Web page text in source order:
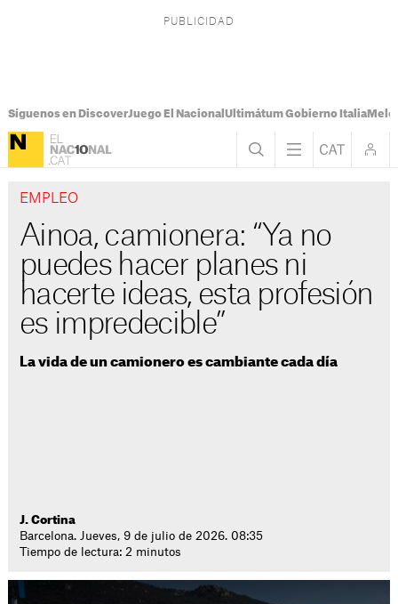
Síguenos en DiscoverJuego El Nacional Ultimátum Gobierno Italia
EMPLEO
Ainoa, camionera: “Ya no
puedes hacer planes ni
hacerte ideas, esta profesión
es impredecible”
La vida de un camionero es cambiante cada día
J. Cortina
Barcelona. Jueves, 9 de julio de 2026. 08:35
Tiempo de lectura: 2 minutos